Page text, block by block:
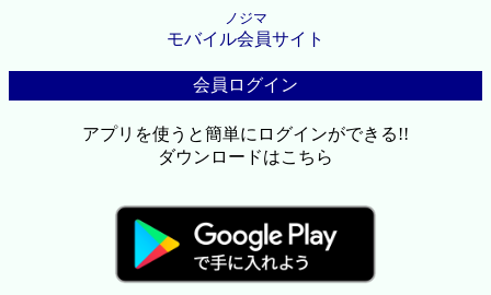
ノジマ
モバイル会員サイト
会員ログイン
アプリを使うと簡単にログインができる!!
ダウンロードはこちら